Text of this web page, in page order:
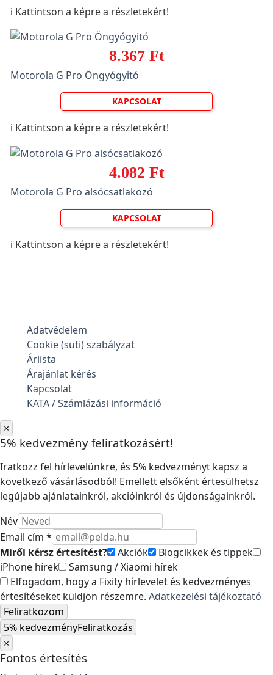
ℹ️ Kattintson a képre a részletekért!
8.367 Ft
Motorola G Pro Öngyógyitó
KAPCSOLAT
ℹ️ Kattintson a képre a részletekért!
4.082 Ft
Motorola G Pro alsócsatlakozó
KAPCSOLAT
ℹ️ Kattintson a képre a részletekért!
Adatvédelem
Cookie (süti) szabályzat
Árlista
Árajánlat kérés
Kapcsolat
KATA / Számlázási információ
×
5% kedvezmény feliratkozásért!
Iratkozz fel hírlevelünkre, és 5% kedvezményt kapsz a
következő vásárlásodból! Emellett elsőként értesülhetsz
legújabb ajánlatainkról, akcióinkról és újdonságainkról.
Név
Email cím *
Miről kérsz értesítést?
Akciók
Blogcikkek és tippek
iPhone hírek
Samsung / Xiaomi hírek
Elfogadom, hogy a Fixity hírlevelet és kedvezményes
értesítéseket küldjön részemre. Adatkezelési tájékoztató
Feliratkozom
5% kedvezményFeliratkozás
×
Fontos értesítés